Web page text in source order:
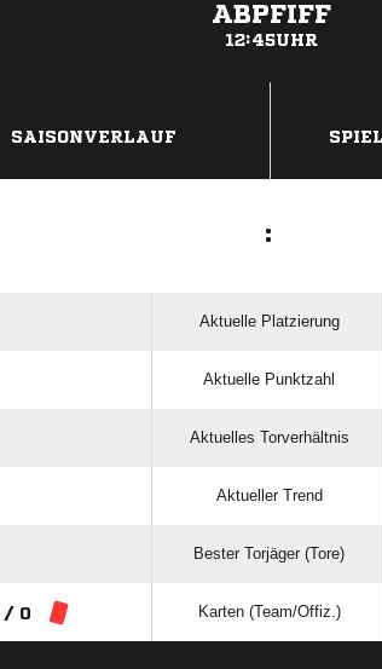
ABPFIFF
12:45UHR
SAISONVERLAUF
:
Aktuelle Platzierung
Aktuelle Punktzahl
Aktuelles Torverhältnis
Aktueller Trend
Bester Torjäger (Tore)
/ 0 Karten (Team/Offiz.)